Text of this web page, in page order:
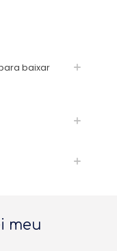
baixar
meu